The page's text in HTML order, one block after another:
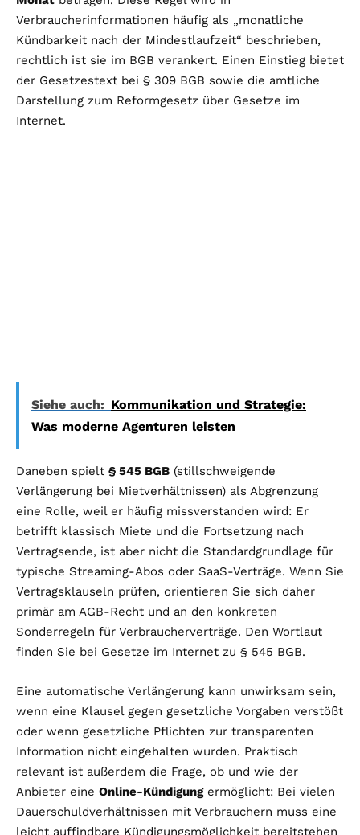
Verbraucherinformationen häufig als „monatliche
Kündbarkeit nach der Mindestlaufzeit“ beschrieben,
rechtlich ist sie im BGB verankert. Einen Einstieg bietet
der Gesetzestext bei § 309 BGB sowie die amtliche
Darstellung zum Reformgesetz über Gesetze im
Internet.
Siehe auch: Kommunikation und Strategie:
Was moderne Agenturen leisten
Daneben spielt § 545 BGB (stillschweigende
Verlängerung bei Mietverhältnissen) als Abgrenzung
eine Rolle, weil er häufig missverstanden wird: Er
betrifft klassisch Miete und die Fortsetzung nach
Vertragsende, ist aber nicht die Standardgrundlage für
typische Streaming-Abos oder SaaS-Verträge. Wenn Sie
Vertragsklauseln prüfen, orientieren Sie sich daher
primär am AGB-Recht und an den konkreten
Sonderregeln für Verbraucherverträge. Den Wortlaut
finden Sie bei Gesetze im Internet zu § 545 BGB.
Eine automatische Verlängerung kann unwirksam sein,
wenn eine Klausel gegen gesetzliche Vorgaben verstößt
oder wenn gesetzliche Pflichten zur transparenten
Information nicht eingehalten wurden. Praktisch
relevant ist außerdem die Frage, ob und wie der
Anbieter eine Online-Kündigungermöglicht: Bei vielen
Dauerschuldverhältnissen mit Verbrauchern muss eine
leicht auffindbare Kündigungsmöglichkeit bereitstehen